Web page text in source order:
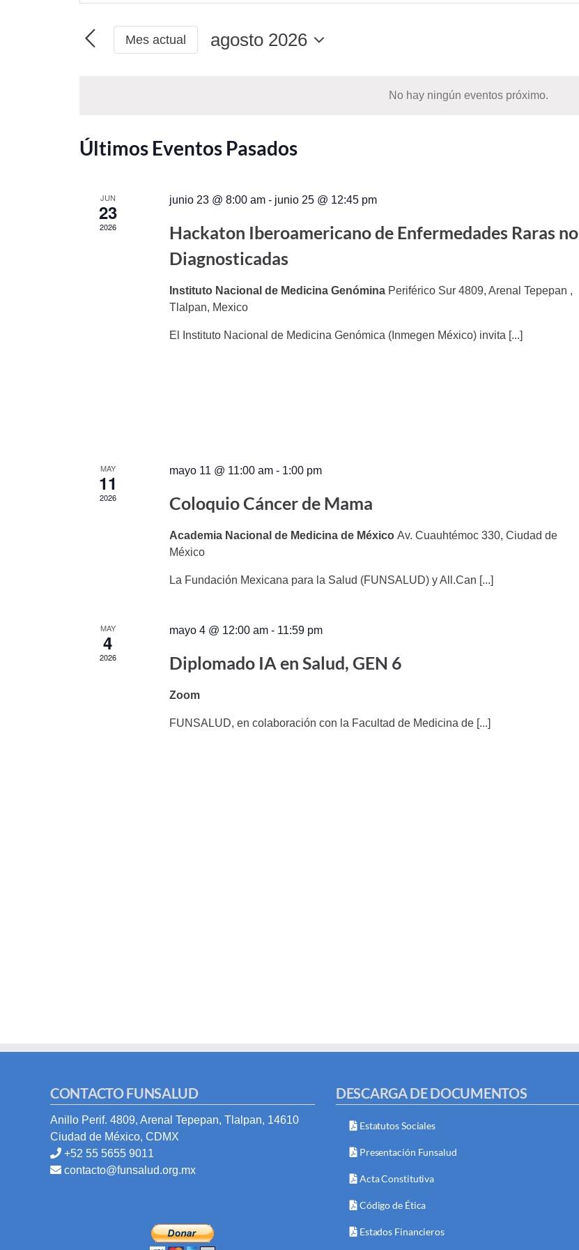
No hay ningún eventos próximo.
y
navegació
de
vistas
clave.
Busca
Mes actual
agosto 2026
Últimos Eventos Pasados
JUN
23
2026
junio 23 @ 8:00 am - junio 25 @ 12:45 pm
Hackaton Iberoamericano de Enfermedades Raras no
Diagnosticadas
Instituto Nacional de Medicina Genómina Periférico Sur 4809, Arenal Tepepan ,
Tlalpan, Mexico
El Instituto Nacional de Medicina Genómica (Inmegen México) invita [...]
MAY
11
2026
mayo 11 @ 11:00 am - 1:00 pm
Coloquio Cáncer de Mama
Academia Nacional de Medicina de MéxicoAv. Cuauhtémoc 330, Ciudad de
México
La Fundación Mexicana para la Salud (FUNSALUD) y All.Can [...]
MAY
4
2026
mayo 4 @ 12:00 am - 11:59 pm
Diplomado IA en Salud, GEN 6
Zoom
FUNSALUD, en colaboración con la Facultad de Medicina de [...]
CONTACTO FUNSALUD
Anillo Perif. 4809, Arenal Tepepan, Tlalpan, 14610
Ciudad de México, CDMX
+52 55 5655 9011
contacto@funsalud.org.mx
DESCARGA DE DOCUMENTOS
Estatutos Sociales
Presentación Funsalud
Acta Constitutiva
Código de Ética
Estados Financieros